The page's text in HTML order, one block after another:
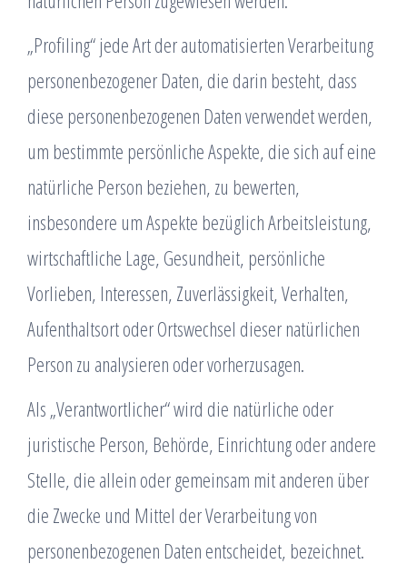
„Profiling“ jede Art der automatisierten Verarbeitung
personenbezogener Daten, die darin besteht, dass
diese personenbezogenen Daten verwendet werden,
um bestimmte persönliche Aspekte, die sich auf eine
natürliche Person beziehen, zu bewerten,
insbesondere um Aspekte bezüglich Arbeitsleistung,
wirtschaftliche Lage, Gesundheit, persönliche
Vorlieben, Interessen, Zuverlässigkeit, Verhalten,
Aufenthaltsort oder Ortswechsel dieser natürlichen
Person zu analysieren oder vorherzusagen.
Als „Verantwortlicher“ wird die natürliche oder
juristische Person, Behörde, Einrichtung oder andere
Stelle, die allein oder gemeinsam mit anderen über
die Zwecke und Mittel der Verarbeitung von
personenbezogenen Daten entscheidet, bezeichnet.